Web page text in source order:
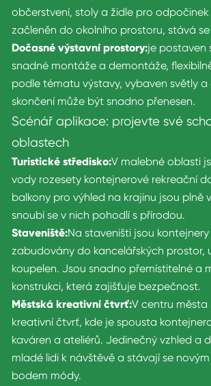
občerstvení, stoly a židle pro
začleněn do okolního prostoru, stává
Dočasné výstavní prostory:je postaven
snadné montáže a demontáže,
podle tématu výstavy, vybaven světly
skončení může být snadno přenesen.
Scénář aplikace: projevte své
oblastech
Turistické středisko:V malebné oblasti
vody rozesety kontejnerové rekreační
balkony pro výhled na krajinu jsou plně
snoubí se v nich pohodlí s přírodou.
Staveniště:Na staveništi jsou
zabudovány do kancelářských prostor,
koupelen. Jsou snadno přemístitelné a
konstrukci, která zajišťuje bezpečnost.
Městská kreativní čtvrť:V centru města
kreativní čtvrť, kde je spousta
kaváren a ateliérů. Jedinečný vzhled a
mladé lidi k návštěvě a stávají se
bodem módy.